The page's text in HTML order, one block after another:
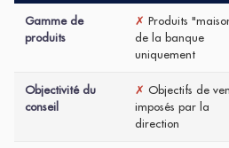
Gamme de
produits
✗ Produits
de la banque
uniquement
Objectivité du
conseil
✗ Objectifs de
imposés par la
direction